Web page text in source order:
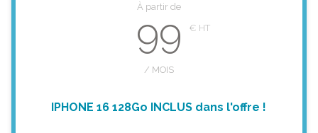
À partir de
99
/ MOIS
IPHONE 16 128Go INCLUS dans l'offre !